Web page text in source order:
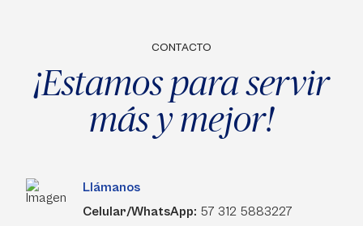
CONTACTO
¡Estamos para servir
más y mejor!
Llámanos
Celular/WhatsApp: 57 312 5883227